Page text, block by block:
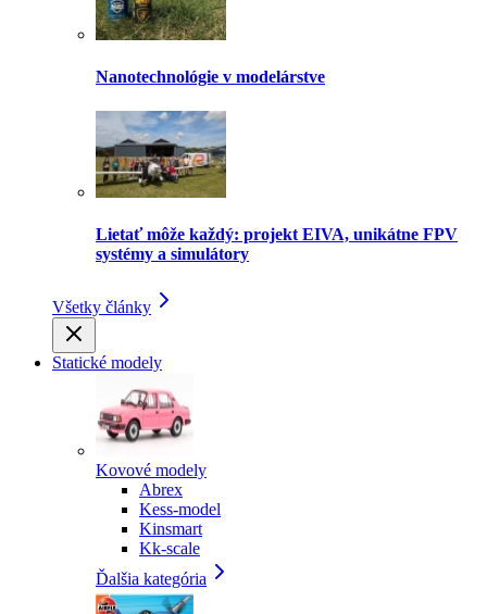
Nanotechnológie v modelárstve
Lietať môže každý: projekt EIVA, unikátne FPV
systémy a simulátory
Všetky články
Statické modely
Kovové modely
Abrex
Kess-model
Kinsmart
Kk-scale
Ďalšia kategória